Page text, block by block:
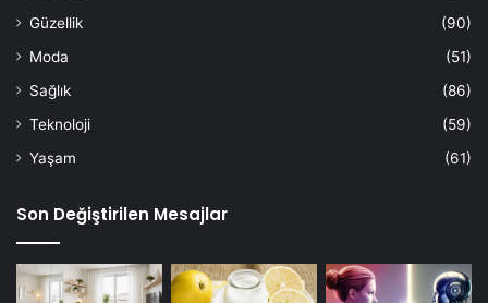
Güzellik
(90)
Moda
(51)
Sağlık
(86)
Teknoloji
(59)
Yaşam
(61)
Son Değiştirilen Mesajlar